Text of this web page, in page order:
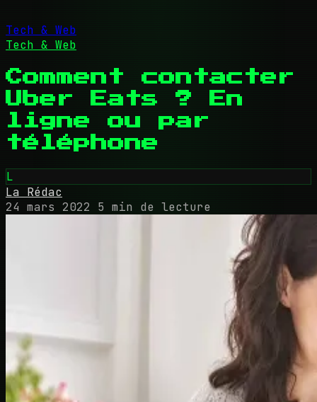
Tech & Web
Tech & Web
Comment contacter
Uber Eats ? En
ligne ou par
téléphone
L
La Rédac
24 mars 2022
5 min de lecture